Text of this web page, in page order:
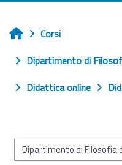
Home
Corsi
Dipartimento di
Didattica online
Categorie di corso